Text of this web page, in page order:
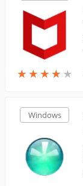
★ ★ ★ ★ ★
★ ★ ★ ★ ★
Windows